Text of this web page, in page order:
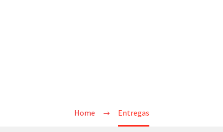
Home Entregas